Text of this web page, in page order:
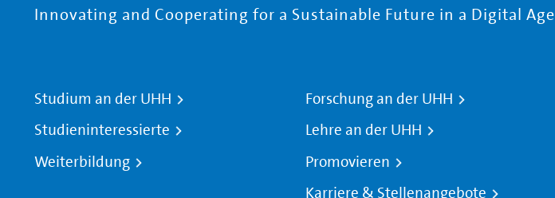
Innovating and Cooperating for a Sustainable Future in a Digital Age
Studium an der UHH
Studieninteressierte
Weiterbildung
Forschung an der UHH
Lehre an der UHH
Promovieren
Karriere & Stellenangebote